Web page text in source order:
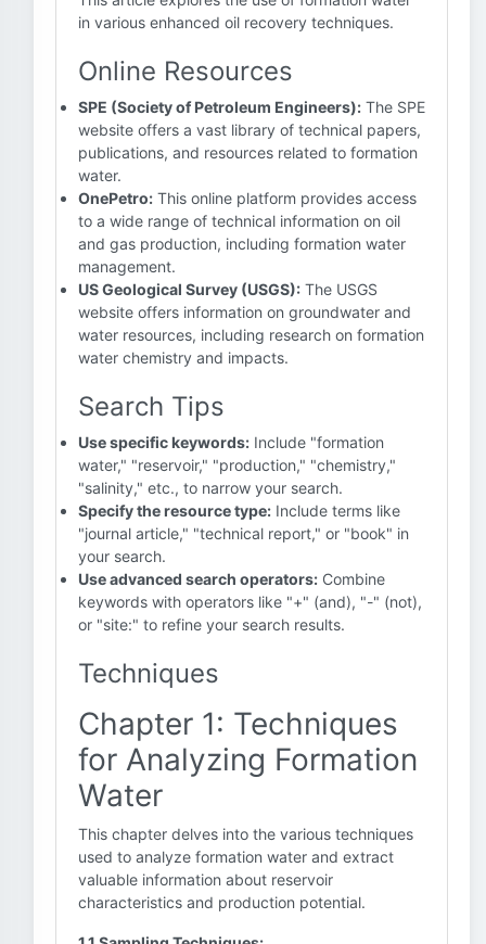
in various enhanced oil recovery techniques.
Online Resources
SPE (Society of Petroleum Engineers): The SPE
website offers a vast library of technical papers,
publications, and resources related to formation
water.
OnePetro: This online platform provides access
to a wide range of technical information on oil
and gas production, including formation water
management.
US Geological Survey (USGS): The USGS
website offers information on groundwater and
water resources, including research on formation
water chemistry and impacts.
Search Tips
Use specific keywords: Include "formation
water," "reservoir," "production," "chemistry,"
"salinity," etc., to narrow your search.
Specify the resource type: Include terms like
"journal article," "technical report," or "book" in
your search.
Use advanced search operators: Combine
keywords with operators like "+" (and), "-" (not),
or "site:" to refine your search results.
Techniques
Chapter 1: Techniques
for Analyzing Formation
Water
This chapter delves into the various techniques
used to analyze formation water and extract
valuable information about reservoir
characteristics and production potential.